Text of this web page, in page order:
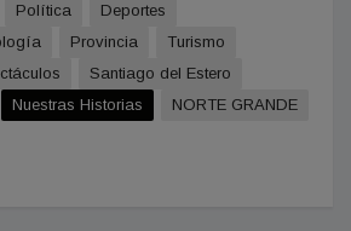
Política
Deportes
Provincia
Turismo
Santiago del Estero
Nuestras Historias
NORTE GRANDE